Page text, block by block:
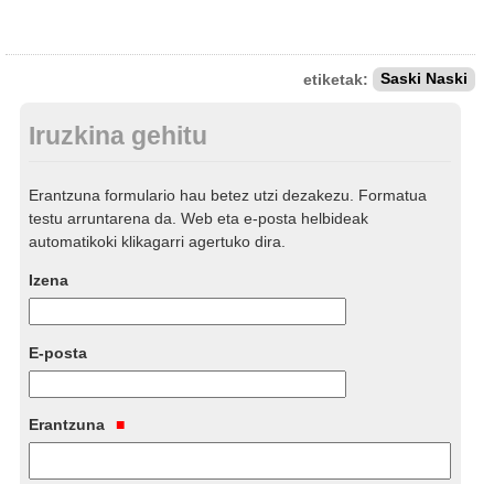
etiketak: Saski Naski
Iruzkina gehitu
Erantzuna formulario hau betez utzi dezakezu. Formatua
testu arruntarena da. Web eta e-posta helbideak
automatikoki klikagarri agertuko dira.
Izena
E-posta
Erantzuna